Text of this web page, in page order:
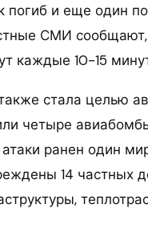
погиб и еще один
СМИ сообщают,
каждые 10-15
стала целью
четыре
атаки ранен один
14 частных